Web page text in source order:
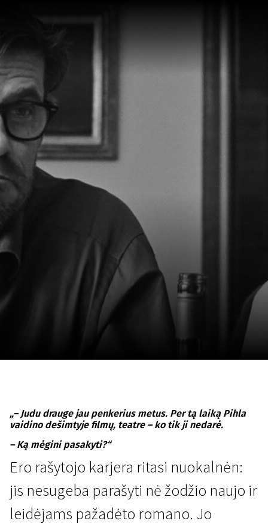
„– Judu drauge jau penkerius metus. Per tą laiką Pihla
vaidino dešimtyje filmų, teatre – ko tik ji nedarė.
– Ką mėgini pasakyti?“
Ero rašytojo karjera ritasi nuokalnėn:
jis nesugeba parašyti nė žodžio naujo ir
leidėjams pažadėto romano. Jo